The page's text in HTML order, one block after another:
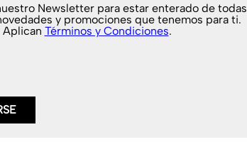
Newsletter para estar enterado de todas
y promociones que tenemos para ti.
Aplican Términos y Condiciones.